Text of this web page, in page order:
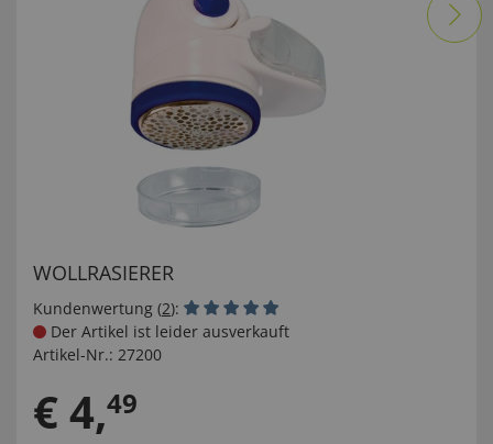
WOLLRASIERER
Kundenwertung (2):
Der Artikel ist leider ausverkauft
Artikel-Nr.: 27200
€4,49